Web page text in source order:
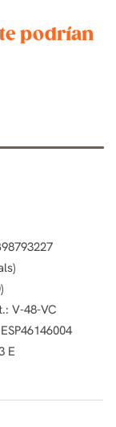
podrían
V-48-VC
E